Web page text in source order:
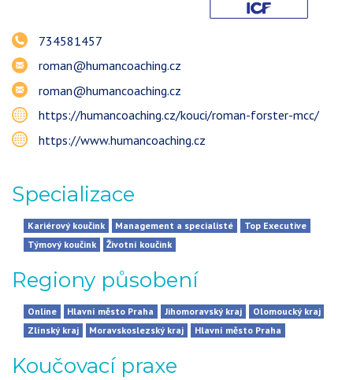
734581457
roman@humancoaching.cz
roman@humancoaching.cz
https://humancoaching.cz/kouci/roman-forster-mcc/
https://www.humancoaching.cz
Specializace
Kariérový koučink Management a specialisté
Top Executive
Týmový koučink
Životní koučink
Regiony působení
Online Hlavní město Praha Jihomoravský kraj
Olomoucký kraj
Zlínský kraj
Moravskoslezský kraj Hlavní město Praha
Koučovací praxe